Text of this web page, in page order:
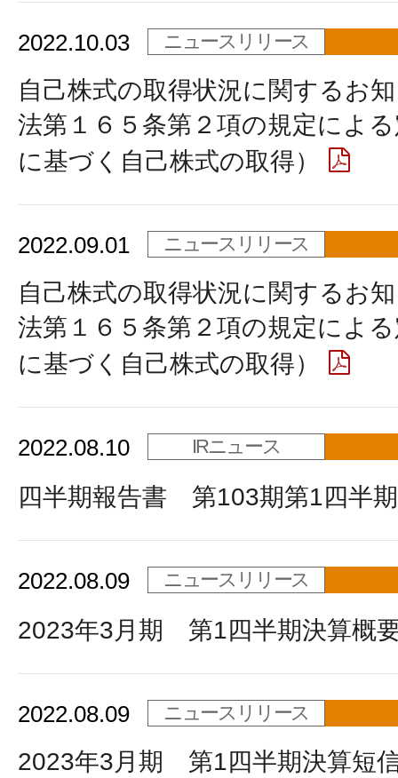
2022.10.03 ニュースリリース
自己株式の取得状況に関するお
法第１６５条第２項の規定によ
に基づく自己株式の取得）
2022.09.01 ニュースリリース
自己株式の取得状況に関するお
法第１６５条第２項の規定によ
に基づく自己株式の取得）
2022.08.10 IRニュース
四半期報告書 第103期第1四半期
2022.08.09 ニュースリリース
2023年3月期 第1四半期決算概
2022.08.09 ニュースリリース
2023年3月期 第1四半期決算短